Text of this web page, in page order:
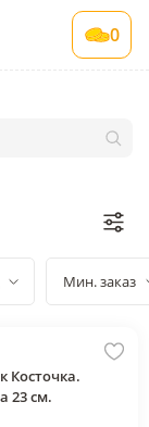
0
Мин. заказ
Косточка.
23 см.